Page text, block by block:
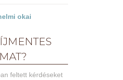
okai
feltett kérdéseket